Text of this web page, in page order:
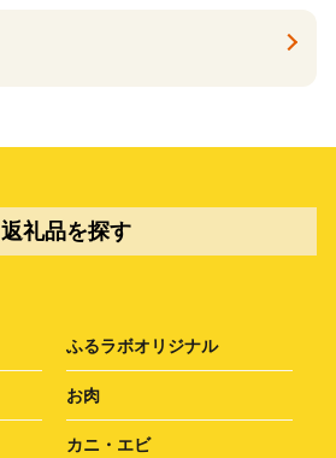
返礼品を探す
ふるラボオリジナル
お肉
カニ・エビ